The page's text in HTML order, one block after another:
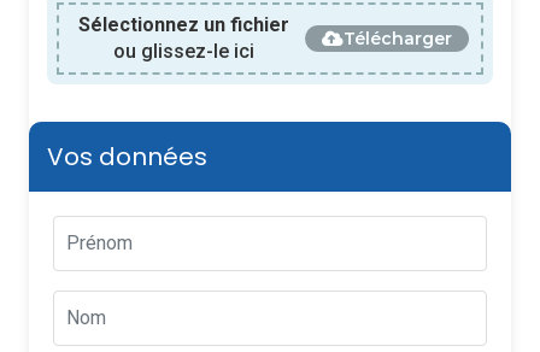
Sélectionnez un fichier
ou glissez-le ici
Télécharger
Vos données